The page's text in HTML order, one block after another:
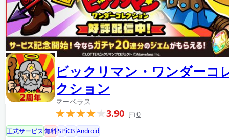
ビックリマン・ワンダーコ
クション
マーベラス
3.90 0
正式サービス無料SPiOSAndroid